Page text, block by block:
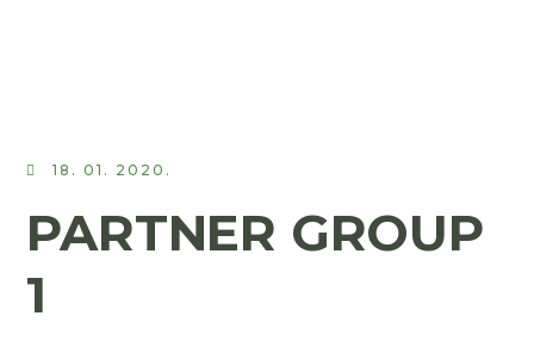
18. 01. 2020.
PARTNER GROUP
1